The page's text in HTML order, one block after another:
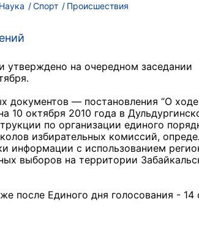
Наука Спорт Происшествия
утверждено на очередном заседании
документов — постановления “О ходе
10 октября 2010 года в
по организации единого
избирательных комиссий,
информации с использованием
выборов на территории
после Единого дня голосования - 14